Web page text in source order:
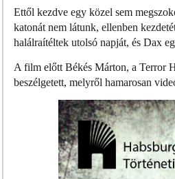
Ettől kezdve egy közel sem
katonát nem látunk, ellenben
halálraítéltek utolsó napját, és Dax
A film előtt Békés Márton, a Terror
beszélgetett, melyről hamarosan